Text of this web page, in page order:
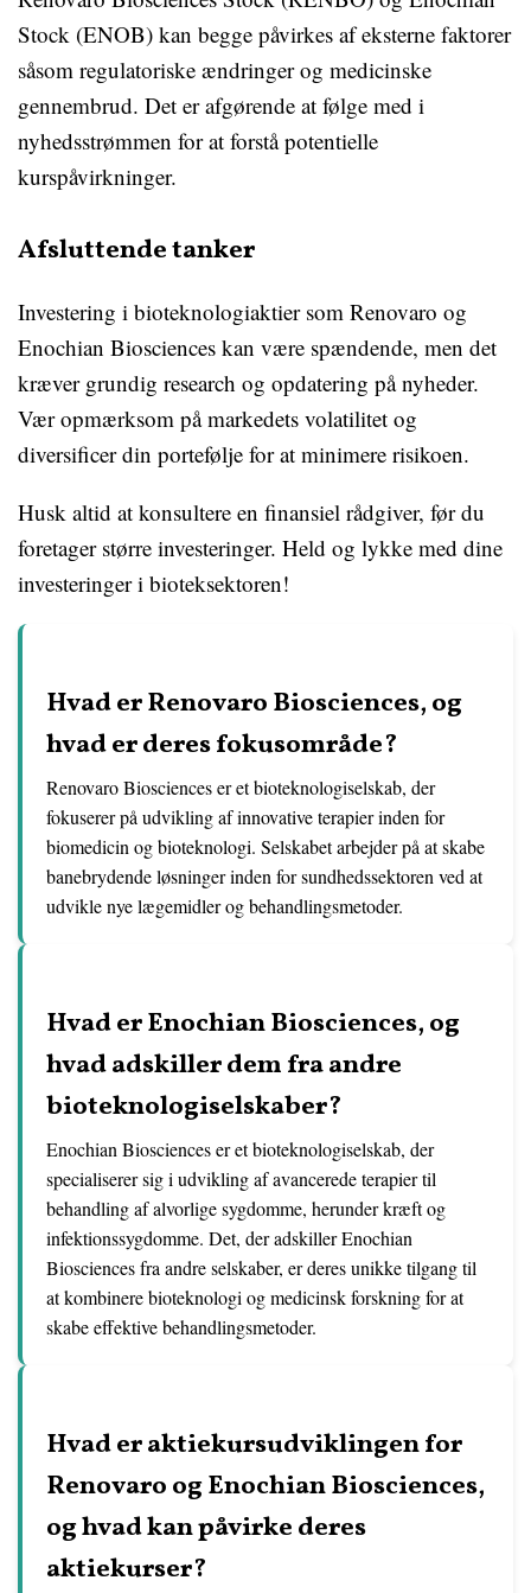
Stock (ENOB) kan begge påvirkes af eksterne faktorer
såsom regulatoriske ændringer og medicinske
gennembrud. Det er afgørende at følge med i
nyhedsstrømmen for at forstå potentielle
kurspåvirkninger.
Afsluttende tanker
Investering i bioteknologiaktier som Renovaro og
Enochian Biosciences kan være spændende, men det
kræver grundig research og opdatering på nyheder.
Vær opmærksom på markedets volatilitet og
diversificer din portefølje for at minimere risikoen.
Husk altid at konsultere en finansiel rådgiver, før du
foretager større investeringer. Held og lykke med dine
investeringer i bioteksektoren!
Hvad er Renovaro Biosciences, og
hvad er deres fokusområde?
Renovaro Biosciences er et bioteknologiselskab, der
fokuserer på udvikling af innovative terapier inden for
biomedicin og bioteknologi. Selskabet arbejder på at skabe
banebrydende løsninger inden for sundhedssektoren ved at
udvikle nye lægemidler og behandlingsmetoder.
Hvad er Enochian Biosciences, og
hvad adskiller dem fra andre
bioteknologiselskaber?
Enochian Biosciences er et bioteknologiselskab, der
specialiserer sig i udvikling af avancerede terapier til
behandling af alvorlige sygdomme, herunder kræft og
infektionssygdomme. Det, der adskiller Enochian
Biosciences fra andre selskaber, er deres unikke tilgang til
at kombinere bioteknologi og medicinsk forskning for at
skabe effektive behandlingsmetoder.
Hvad er aktiekursudviklingen for
Renovaro og Enochian Biosciences,
og hvad kan påvirke deres
aktiekurser?